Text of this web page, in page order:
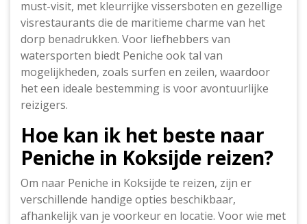
must-visit, met kleurrijke vissersboten en gezellige
visrestaurants die de maritieme charme van het
dorp benadrukken. Voor liefhebbers van
watersporten biedt Peniche ook tal van
mogelijkheden, zoals surfen en zeilen, waardoor
het een ideale bestemming is voor avontuurlijke
reizigers.
Hoe kan ik het beste naar
Peniche in Koksijde reizen?
Om naar Peniche in Koksijde te reizen, zijn er
verschillende handige opties beschikbaar,
afhankelijk van je voorkeur en locatie. Voor wie met